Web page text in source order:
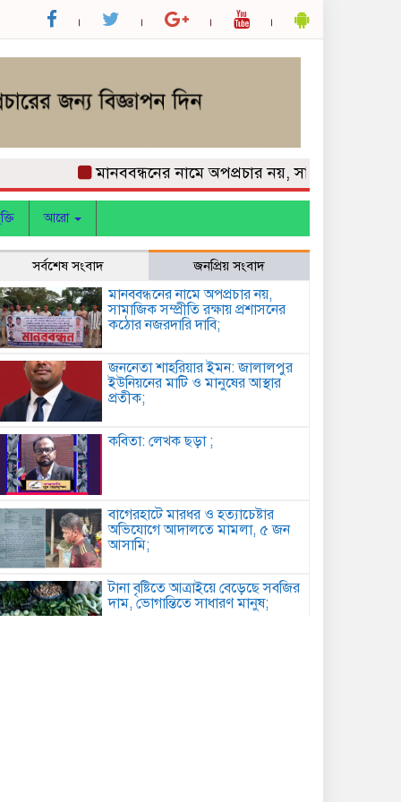
মানববন্ধনের নামে অপপ্রচার নয়, সামাজিক সম্প্রীতি
আরো
সর্বশেষ সংবাদ জনপ্রিয় সংবাদ
মানববন্ধনের নামে অপপ্রচার নয়,
সামাজিক সম্প্রীতি রক্ষায় প্রশাসনের
কঠোর নজরদারি দাবি;
জননেতা শাহরিয়ার ইমন: জালালপুর
ইউনিয়নের মাটি ও মানুষের আস্থার
প্রতীক;
কবিতা: লেখক ছড়া ;
বাগেরহাটে মারধর ও হত্যাচেষ্টার
অভিযোগে আদালতে মামলা, ৫ জন
আসামি;
টানা বৃষ্টিতে আত্রাইয়ে বেড়েছে সবজির
দাম, ভোগান্তিতে সাধারণ মানুষ;